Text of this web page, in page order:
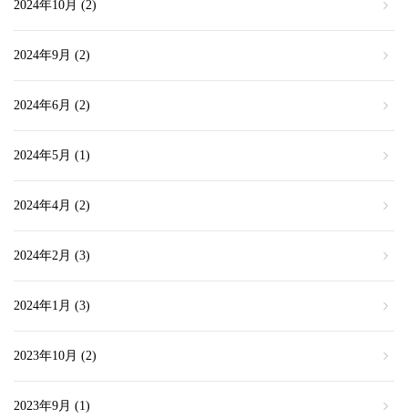
2024年10月 (2)
2024年9月 (2)
2024年6月 (2)
2024年5月 (1)
2024年4月 (2)
2024年2月 (3)
2024年1月 (3)
2023年10月 (2)
2023年9月 (1)